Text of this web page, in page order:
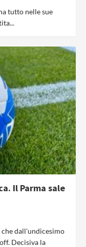
tutto nelle sue
Il Parma sale
dall'undicesimo
Decisiva la